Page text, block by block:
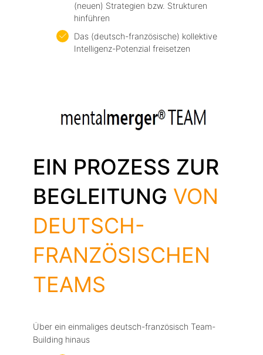
(neuen) Strategien bzw. Strukturen
hinführen
Das (deutsch-französische) kollektive
Intelligenz-Potenzial freisetzen
EIN PROZESS ZUR
BEGLEITUNG VON
DEUTSCH-
FRANZÖSISCHEN
TEAMS
Über ein einmaliges deutsch-französisch Team-
Building hinaus